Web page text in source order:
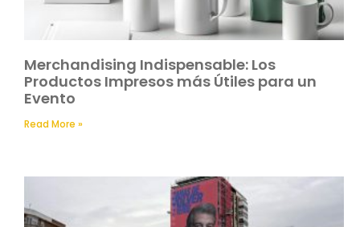
Merchandising Indispensable: Los
Productos Impresos más Útiles para un
Evento
Read More »